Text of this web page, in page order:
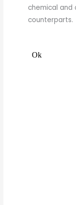
chemical and
counterparts.